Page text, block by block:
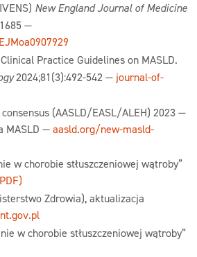
New England Journal of Medicine
—
Clinical Practice Guidelines on MASLD.
2024;81(3):492-542 — journal-of-
(AASLD/EASL/ALEH) 2023 —
MASLD — aasld.org/new-masld-
w chorobie stłuszczeniowej wątroby”
Zdrowia), aktualizacja
w chorobie stłuszczeniowej wątroby”